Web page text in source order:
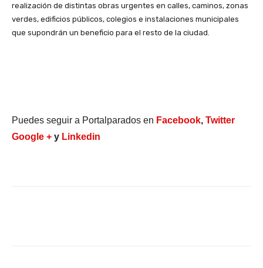
realización de distintas obras urgentes en calles, caminos, zonas
verdes, edificios públicos, colegios e instalaciones municipales
que supondrán un beneficio para el resto de la ciudad.
Puedes seguir a Portalparados en Facebook, Twitter
Google + y Linkedin